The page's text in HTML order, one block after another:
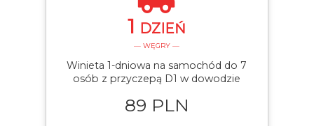
1 DZIEŃ
— WĘGRY —
Winieta 1-dniowa na samochód do 7
osób z przyczepą D1 w dowodzie
89 PLN